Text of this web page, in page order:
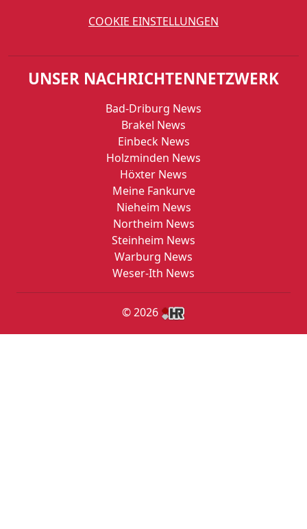
COOKIE EINSTELLUNGEN
UNSER NACHRICHTENNETZWERK
Bad-Driburg News
Brakel News
Einbeck News
Holzminden News
Höxter News
Meine Fankurve
Nieheim News
Northeim News
Steinheim News
Warburg News
Weser-Ith News
© 2026